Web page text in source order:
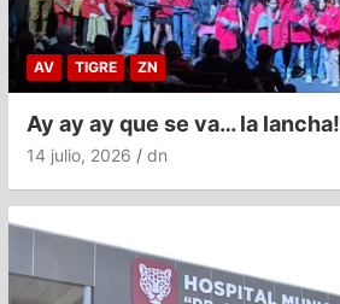
AV TIGRE ZN
Ay ay ay que se va… la lancha!
14 julio, 2026 dn